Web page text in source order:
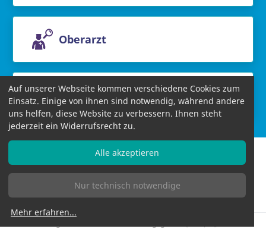
Oberarzt
Chefarzt
AGB Datenschutzbestimmungen
Bildnachweise
Auf unserer Webseite kommen verschiedene Cookies zum
Einsatz. Einige von ihnen sind notwendig, während andere
uns helfen, diese Website zu verbessern. Ihnen steht
jederzeit ein Widerrufsrecht zu.
Nur technisch notwendige
Alle akzeptieren
Mehr erfahren...